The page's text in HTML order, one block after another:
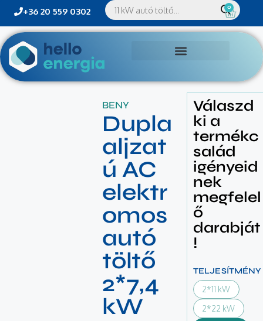
+36 20 559 0302 0
BENY
Dupla
aljzat
ú AC
elektr
omos
autó
töltő
2*7,4
kW
Válaszd
ki a
termékc
salád
igényeid
nek
megfelel
ő
darabját
!
TELJESÍTMÉNY
2*11 kW
2*22 kW